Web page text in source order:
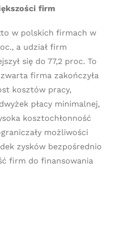
firm
w polskich firmach w
a udział firm
się do 77,2 proc. To
firma zakończyła
kosztów pracy,
płacy minimalnej,
kosztochłonność
możliwości
zysków bezpośrednio
firm do finansowania